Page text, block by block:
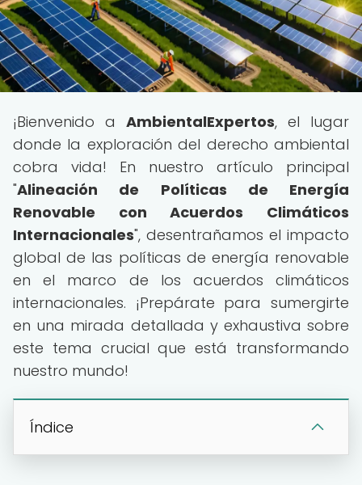
¡Bienvenido a AmbientalExpertos, el lugar
donde la exploración del derecho ambiental
cobra vida! En nuestro artículo principal
"Alineación de Políticas de Energía
Renovable con Acuerdos Climáticos
Internacionales", desentrañamos el impacto
global de las políticas de energía renovable
en el marco de los acuerdos climáticos
internacionales. ¡Prepárate para sumergirte
en una mirada detallada y exhaustiva sobre
este tema crucial que está transformando
nuestro mundo!
Índice